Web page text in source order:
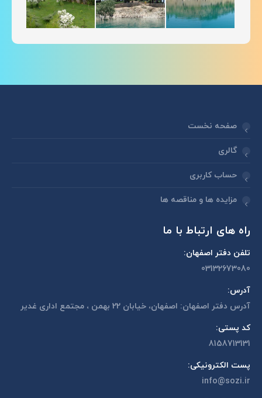
صفحه نخست
گالری
حساب کاربری
مزایده ها و مناقصه ها
راه های ارتباط با ما
تلفن دفتر اصفهان:
03132673080
آدرس:
آدرس دفتر اصفهان: اصفهان، خیابان 22 بهمن ، مجتمع اداری غدیر
کد پستی:
8158713131
پست الکترونیکی:
info@sozi.ir